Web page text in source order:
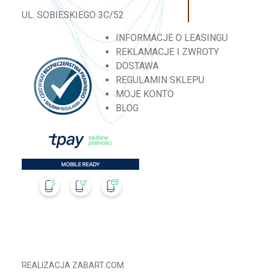
UL. SOBIESKIEGO 3C/52
INFORMACJE O LEASINGU
REKLAMACJE I ZWROTY
DOSTAWA
REGULAMIN SKLEPU
MOJE KONTO
BLOG
REALIZACJA ZABART.COM